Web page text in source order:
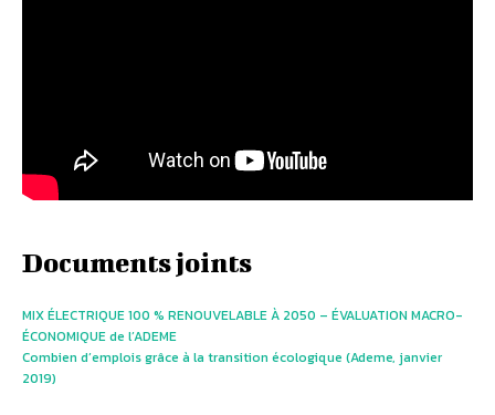
Documents joints
MIX ÉLECTRIQUE 100 % RENOUVELABLE À 2050 – ÉVALUATION MACRO-
ÉCONOMIQUE de l’ADEME
Combien d’emplois grâce à la transition écologique (Ademe, janvier
2019)